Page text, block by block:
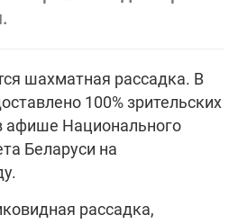
шахматная рассадка. В
100% зрительских
афише Национального
Беларуси на
рассадка,